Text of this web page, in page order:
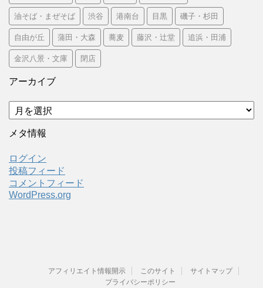
油そば・まぜそば 渋谷 港南台 目黒 磯子・杉田
自由が丘 蒲田・大森 蕎麦 藤沢・辻堂 追浜・田浦
金沢八景・文庫 閉店
アーカイブ
ア
ー
カ
ブ
メタ情報
ログイン
投稿フィード
コメントフィード
WordPress.org
アフィリエイト情報開示 このサイト
サイトマップ
プライバシーポリシー